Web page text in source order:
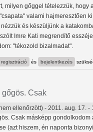
milyen gőggel tételezzük, hogy
valami hajmeresztően
és készüljünk a
Imre Kati megrendítő
"tékozold bizalmadat".
regisztráció és bejelentkezés
gőgös. Csak
ellenőrzött) - 2011. aug. 17. -
Csak másképp gondolkodom
(azt hiszem, én naponta